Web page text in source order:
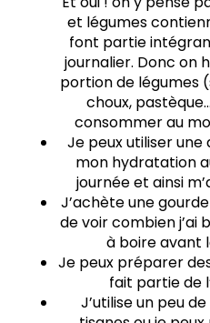
et légumes
font partie
journalier. Donc on
portion de légumes
choux,
consommer au
Je peux utiliser
mon hydratation
journée et ainsi
J’achète une
de voir combien j’ai
à boire avant
Je peux préparer
fait partie de
J’utilise un peu